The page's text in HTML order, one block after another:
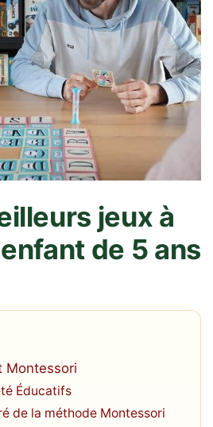
jeux à
de 5 ans
Montessori
Éducatifs
de la méthode Montessori